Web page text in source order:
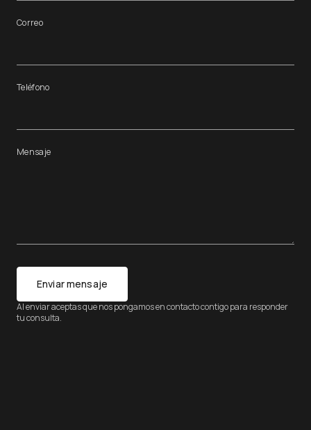
Correo
Teléfono
Mensaje
Al enviar aceptas que nos pongamos en contacto contigo para responder
tu consulta.
Enviar mensaje